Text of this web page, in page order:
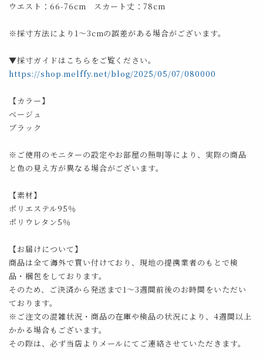
ウエスト：66-76cm スカート丈：78cm
※採寸方法により1～3cmの誤差がある場合がございます。
▼採寸ガイドはこちらをご覧ください。
https://shop.melffy.net/blog/2025/05/07/080000
【カラー】
ベージュ
ブラック
※ご使用のモニターの設定やお部屋の照明等により、実際の商品
と色の見え方が異なる場合がございます。
【素材】
ポリエステル95％
ポリウレタン5％
【お届けについて】
商品は全て海外で買い付けており、現地の提携業者のもとで検
品・梱包をしております。
そのため、ご決済から発送まで1～3週間前後のお時間をいただい
ております。
※ご注文の混雑状況・商品の在庫や検品の状況により、4週間以上
かかる場合もございます。
その際は、必ず当店よりメールにてご連絡させていただきます。